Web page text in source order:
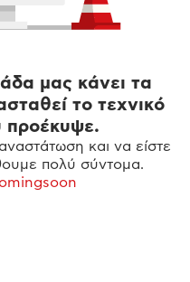
μας κάνει τα
το τεχνικό
προέκυψε.
και να είστε
πολύ σύντομα.